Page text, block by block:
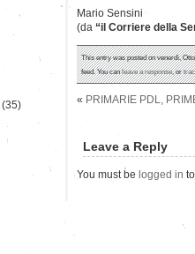
Mario Sensini
(da “il Corriere della
This entry was posted on venerdì,
feed. You canleave a response, or
« PRIMARIE PDL,
Leave a Reply
You must be logged in
(35)